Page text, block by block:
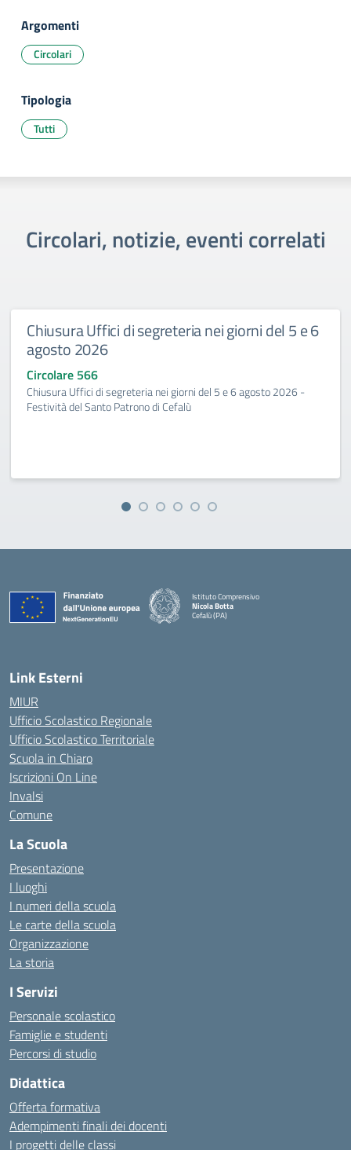
Argomenti
Circolari
Tipologia
Tutti
Circolari, notizie, eventi correlati
Chiusura Uffici di segreteria nei giorni del 5 e 6
agosto 2026
Circolare 566
Chiusura Uffici di segreteria nei giorni del 5 e 6 agosto 2026 -
Festività del Santo Patrono di Cefalù
Istituto Comprensivo
Nicola Botta
Cefalù (PA)
Link Esterni
MIUR
Ufficio Scolastico Regionale
Ufficio Scolastico Territoriale
Scuola in Chiaro
Iscrizioni On Line
Invalsi
Comune
La Scuola
Presentazione
I luoghi
I numeri della scuola
Le carte della scuola
Organizzazione
La storia
I Servizi
Personale scolastico
Famiglie e studenti
Percorsi di studio
Didattica
Offerta formativa
Adempimenti finali dei docenti
I progetti delle classi